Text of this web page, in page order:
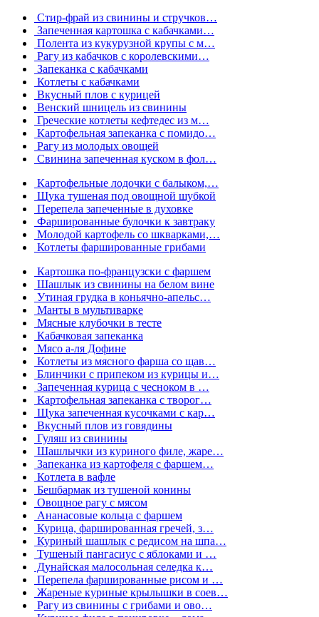
Стир-фрай из свинины и стручков…
Запеченная картошка с кабачками…
Полента из кукурузной крупы с м…
Рагу из кабачков с королевскими…
Запеканка с кабачками
Котлеты с кабачками
Вкусный плов с курицей
Венский шницель из свинины
Греческие котлеты кефтедес из м…
Картофельная запеканка с помидо…
Рагу из молодых овощей
Свинина запеченная куском в фол…
Картофельные лодочки с балыком,…
Щука тушеная под овощной шубкой
Перепела запеченные в духовке
Фаршированные булочки к завтраку
Молодой картофель со шкварками,…
Котлеты фаршированные грибами
Картошка по-французски с фаршем
Шашлык из свинины на белом вине
Утиная грудка в коньячно-апельс…
Манты в мультиварке
Мясные клубочки в тесте
Кабачковая запеканка
Мясо а-ля Дофине
Котлеты из мясного фарша со щав…
Блинчики с припеком из курицы и…
Запеченная курица с чесноком в …
Картофельная запеканка с творог…
Щука запеченная кусочками с кар…
Вкусный плов из говядины
Гуляш из свинины
Шашлычки из куриного филе, жаре…
Запеканка из картофеля с фаршем…
Котлета в вафле
Бешбармак из тушеной конины
Овощное рагу с мясом
Ананасовые кольца с фаршем
Курица, фаршированная гречей, з…
Куриный шашлык с редисом на шпа…
Тушеный пангасиус с яблоками и …
Дунайская малосольная селедка к…
Перепела фаршированные рисом и …
Жареные куриные крылышки в соев…
Рагу из свинины с грибами и ово…